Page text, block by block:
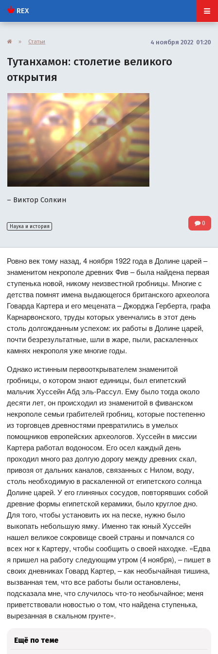
REX
» Статьи 4 ноября 2022 01:20
Тутанхамон: столетие великого
открытия
– Виктор Солкин
Наука и история 0
Ровно век тому назад, 4 ноября 1922 года в Долине царей –
знаменитом некрополе древних Фив – была найдена первая
ступенька новой, никому неизвестной гробницы. Многие с
детства помнят имена выдающегося британского археолога
Говарда Картера и его мецената – Джорджа Герберта, графа
Карнарвонского, труды которых увенчались в этот день
столь долгожданным успехом: их работы в Долине царей,
почти безрезультатные, шли в жаре, пыли, раскаленных
камнях некрополя уже многие годы.
Однако истинным первооткрывателем знаменитой
гробницы, о котором знают единицы, был египетский
мальчик Хуссейн Абд эль-Рассул. Ему было тогда около
десяти лет, он происходил из знаменитой в фиванском
некрополе семьи грабителей гробниц, которые постепенно
из торговцев древностями превратились в умелых
помощников европейских археологов. Хуссейн в миссии
Картера работал водоносом. Его осел каждый день
проходил много раз долгую дорогу между древних скал,
привозя от дальних каналов, связанных с Нилом, воду,
столь необходимую в раскаленной от египетского солнца
Долине царей. У его глиняных сосудов, повторявших собой
древние формы египетской керамики, было круглое дно.
Для того, чтобы установить их на песке, нужно было
выкопать небольшую ямку. Именно так юный Хуссейн
нашел великое сокровище своей страны и помчался со
всех ног к Картеру, чтобы сообщить о своей находке. «Едва
я пришел на работу следующим утром (4 ноября), – пишет в
своих дневниках Говард Картер, – как необычайная тишина,
вызванная тем, что все работы были остановлены,
подсказала мне, что случилось что-то необычайное; меня
приветствовали новостью о том, что найдена ступенька,
вырезанная в скальном грунте».
Ещё по теме